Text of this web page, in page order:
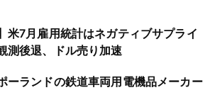
米7月雇用統計はネガティブサプライ
測後退、ドル売り加速
ーランドの鉄道車両用電機品メーカー